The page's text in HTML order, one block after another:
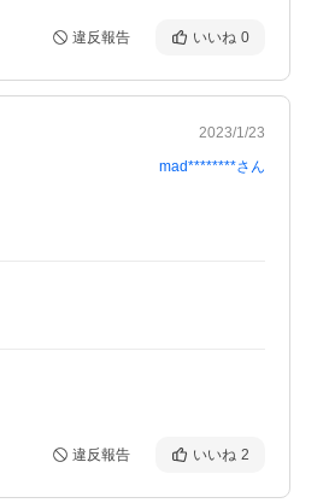
違反報告 いいね 0
2023/1/23
mad********さん
違反報告 いいね 2